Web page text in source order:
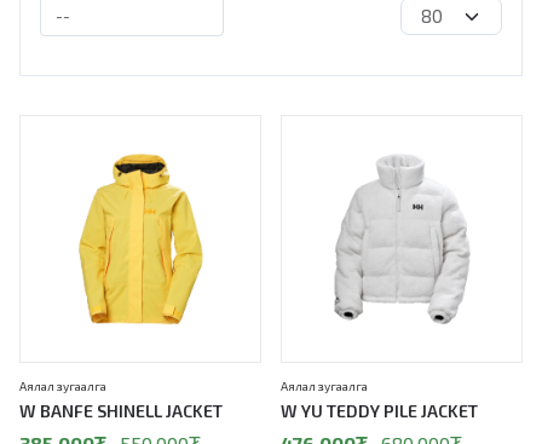
W BANFE SHINELL JACKET
Аялал зугаалга
W YU TEDDY PILE JACKET
Аялал зугаалга